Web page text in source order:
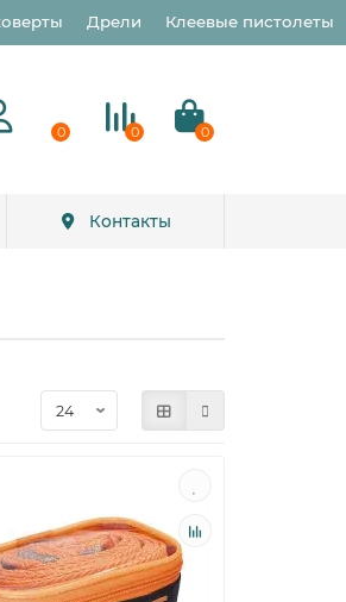
Дрели Клеевые пистолеты
0 0 0
Контакты